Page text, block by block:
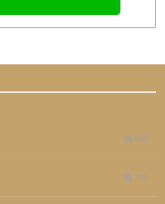
658
276